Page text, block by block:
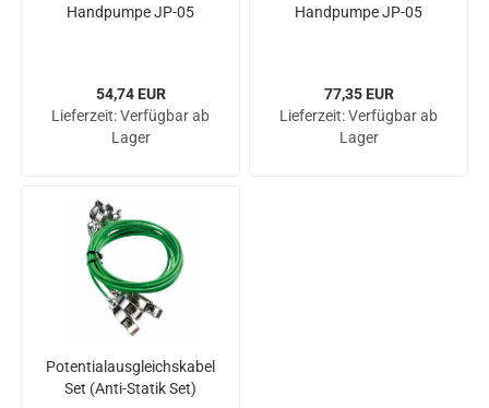
Hand­pum­pe JP-05
54,74 EUR
Lieferzeit:Verfügbar ab
Lager
Hand­pum­pe JP-05
77,35 EUR
Lieferzeit:Verfügbar ab
Lager
Po­ten­ti­al­aus­gleichs­ka­bel
Set (Anti-​Sta­tik Set)